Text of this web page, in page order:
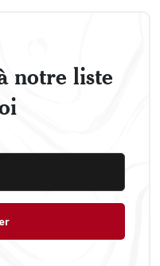
notre liste